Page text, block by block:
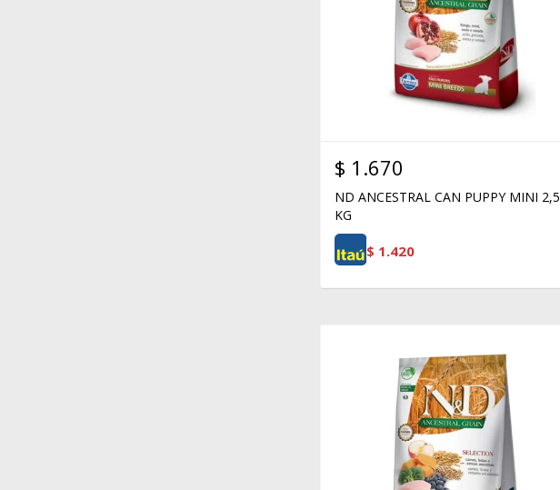
$ 1.670
ND ANCESTRAL CAN PUPPY MINI 2,5
KG
$ 1.420